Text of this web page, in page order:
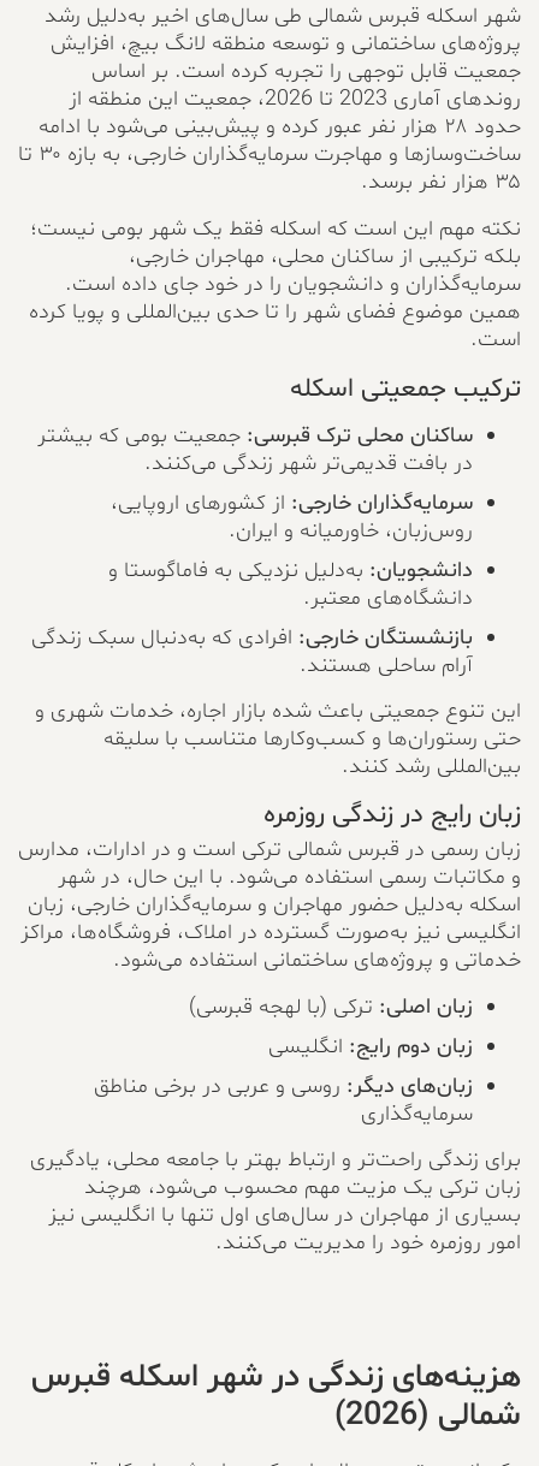
شهر اسکله قبرس شمالی طی سال‌های اخیر به‌دلیل رشد
پروژه‌های ساختمانی و توسعه منطقه لانگ بیچ، افزایش
جمعیت قابل توجهی را تجربه کرده است. بر اساس
روندهای آماری 2023 تا 2026، جمعیت این منطقه از
حدود ۲۸ هزار نفر عبور کرده و پیش‌بینی می‌شود با ادامه
ساخت‌وسازها و مهاجرت سرمایه‌گذاران خارجی، به بازه ۳۰ تا
۳۵ هزار نفر برسد.
نکته مهم این است که اسکله فقط یک شهر بومی نیست؛
بلکه ترکیبی از ساکنان محلی، مهاجران خارجی،
سرمایه‌گذاران و دانشجویان را در خود جای داده است.
همین موضوع فضای شهر را تا حدی بین‌المللی و پویا کرده
است.
ترکیب جمعیتی اسکله
ساکنان محلی ترک قبرسی:جمعیت بومی که بیشتر
در بافت قدیمی‌تر شهر زندگی می‌کنند.
سرمایه‌گذاران خارجی:از کشورهای اروپایی،
روس‌زبان، خاورمیانه و ایران.
دانشجویان:به‌دلیل نزدیکی به فاماگوستا و
دانشگاه‌های معتبر.
بازنشستگان خارجی:افرادی که به‌دنبال سبک زندگی
آرام ساحلی هستند.
این تنوع جمعیتی باعث شده بازار اجاره، خدمات شهری و
حتی رستوران‌ها و کسب‌وکارها متناسب با سلیقه
بین‌المللی رشد کنند.
زبان رایج در زندگی روزمره
زبان رسمی در قبرس شمالی ترکی است و در ادارات، مدارس
و مکاتبات رسمی استفاده می‌شود. با این حال، در شهر
اسکله به‌دلیل حضور مهاجران و سرمایه‌گذاران خارجی، زبان
انگلیسی نیز به‌صورت گسترده در املاک، فروشگاه‌ها، مراکز
خدماتی و پروژه‌های ساختمانی استفاده می‌شود.
زبان اصلی:ترکی (با لهجه قبرسی)
زبان دوم رایج:انگلیسی
زبان‌های دیگر:روسی و عربی در برخی مناطق
سرمایه‌گذاری
برای زندگی راحت‌تر و ارتباط بهتر با جامعه محلی، یادگیری
زبان ترکی یک مزیت مهم محسوب می‌شود، هرچند
بسیاری از مهاجران در سال‌های اول تنها با انگلیسی نیز
امور روزمره خود را مدیریت می‌کنند.
هزینه‌های زندگی در شهر اسکله قبرس
شمالی (2026)